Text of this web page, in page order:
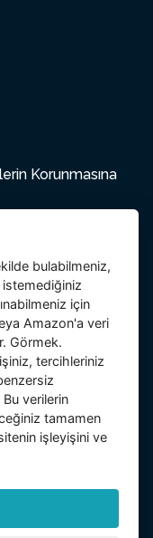
Korunmasına
C bölümü,
Numarası (IČ)
ile
bulabilmeniz,
istemediğiniz
için
Amazon'a veri
Görmek.
tercihleriniz
Bu verilerin
tamamen
işleyişini ve